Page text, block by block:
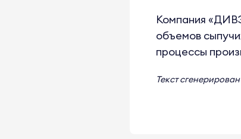
Компания
объемов
процессы
Текст